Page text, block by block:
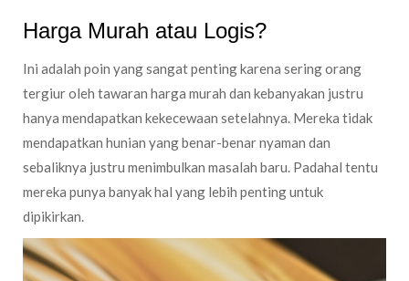
Harga Murah atau Logis?
Ini adalah poin yang sangat penting karena sering orang
tergiur oleh tawaran harga murah dan kebanyakan justru
hanya mendapatkan kekecewaan setelahnya. Mereka tidak
mendapatkan hunian yang benar-benar nyaman dan
sebaliknya justru menimbulkan masalah baru. Padahal tentu
mereka punya banyak hal yang lebih penting untuk
dipikirkan.